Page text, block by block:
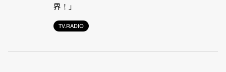
TV.RADIO
界！」